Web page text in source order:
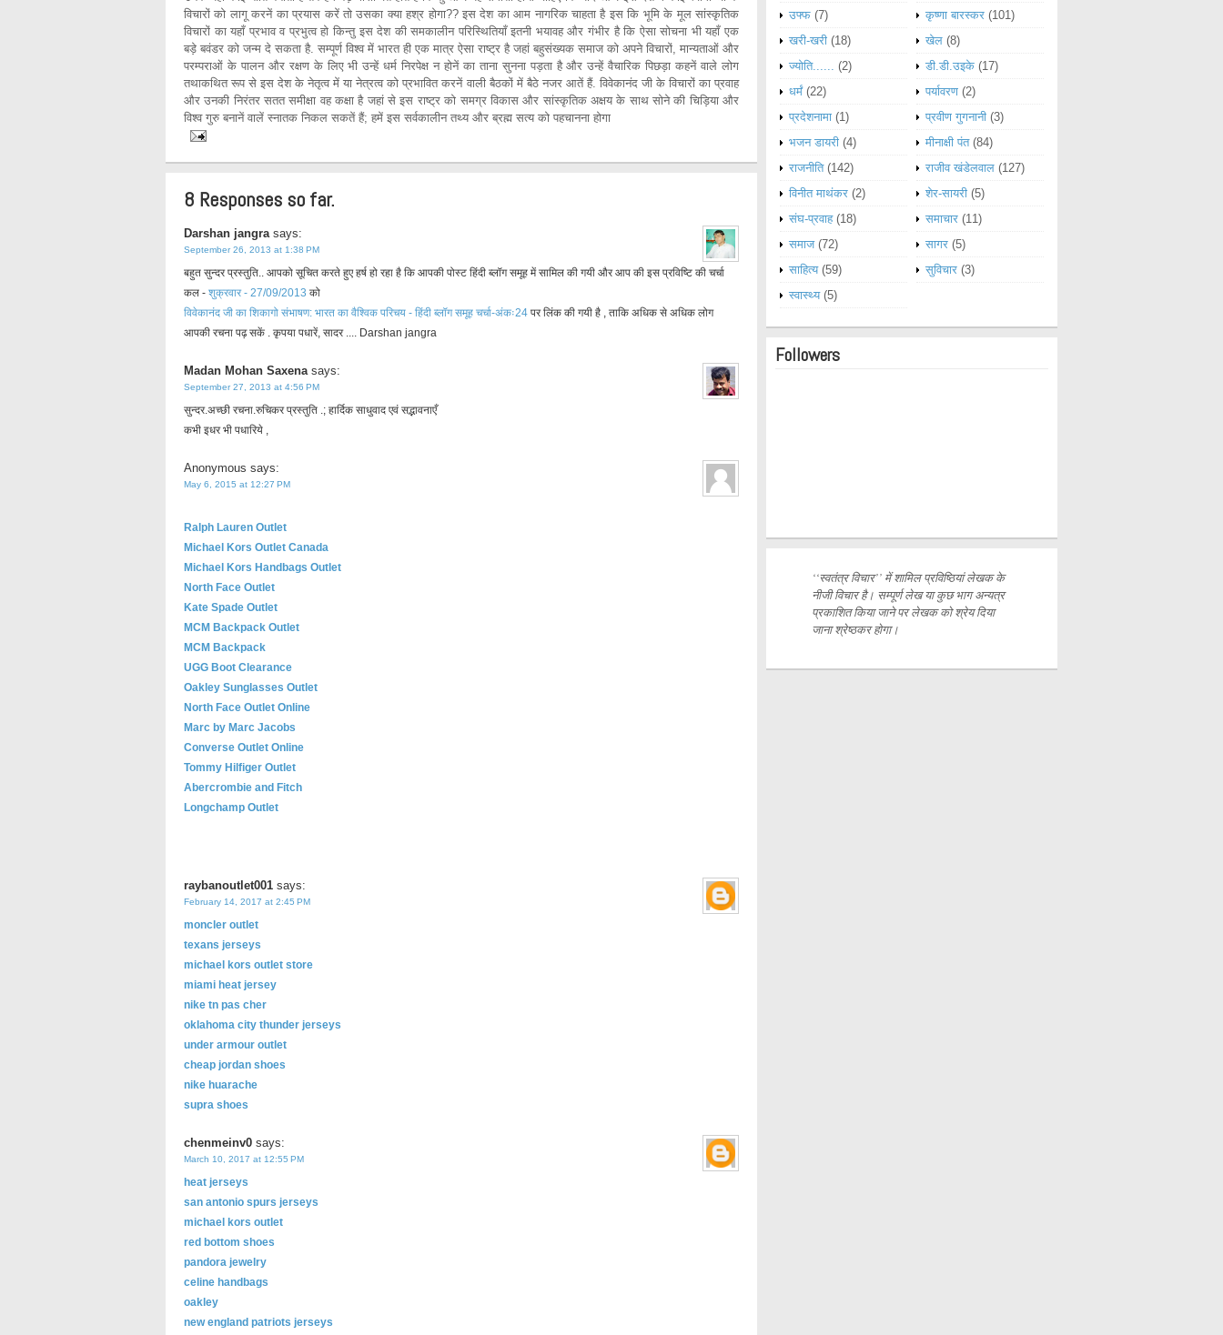
विचारों को लागू करनें का प्रयास करें तो उसका क्या हश्र होगा?? इस देश का आम नागरिक चाहता है इस कि भूमि के मूल सांस्कृतिक
विचारों का यहाँ प्रभाव व प्रभुत्व हो किन्तु इस देश की समकालीन परिस्थितियाँ इतनी भयावह और गंभीर है कि ऐसा सोचना भी यहाँ एक
बड़े बवंडर को जन्म दे सकता है. सम्पूर्ण विश्व में भारत ही एक मात्र ऐसा राष्ट्र है जहां बहुसंख्यक समाज को अपने विचारों, मान्यताओं और
परम्पराओं के पालन और रक्षण के लिए भी उन्हें धर्म निरपेक्ष न होनें का ताना सुनना पड़ता है और उन्हें वैचारिक पिछड़ा कहनें वाले लोग
तथाकथित रूप से इस देश के नेतृत्व में या नेत्रत्व को प्रभावित करनें वाली बैठकों में बैठे नजर आतें हैं. विवेकानंद जी के विचारों का प्रवाह
और उनकी निरंतर सतत समीक्षा वह कक्षा है जहां से इस राष्ट्र को समग्र विकास और सांस्कृतिक अक्षय के साथ सोने की चिड़िया और
विश्व गुरु बनानें वालें स्नातक निकल सकतें हैं; हमें इस सर्वकालीन तथ्य और ब्रह्म सत्य को पहचानना होगा
8 Responses so far.
Darshan jangra says:
September 26, 2013 at 1:38 PM
बहुत सुन्दर प्रस्तुति.. आपको सूचित करते हुए हर्ष हो रहा है कि आपकी पोस्ट हिंदी ब्लॉग समूह में सामिल की गयी और आप की इस प्रविष्टि की चर्चा
कल - शुक्रवार - 27/09/2013 को
विवेकानंद जी का शिकागो संभाषण: भारत का वैश्विक परिचय - हिंदी ब्लॉग समूह चर्चा-अंकः24 पर लिंक की गयी है , ताकि अधिक से अधिक लोग
आपकी रचना पढ़ सकें . कृपया पधारें, सादर .... Darshan jangra
Madan Mohan Saxena says:
September 27, 2013 at 4:56 PM
सुन्दर.अच्छी रचना.रुचिकर प्रस्तुति .; हार्दिक साधुवाद एवं सद्भावनाएँ
कभी इधर भी पधारिये ,
Anonymous says:
May 6, 2015 at 12:27 PM
Ralph Lauren Outlet
Michael Kors Outlet Canada
Michael Kors Handbags Outlet
North Face Outlet
Kate Spade Outlet
MCM Backpack Outlet
MCM Backpack
UGG Boot Clearance
Oakley Sunglasses Outlet
North Face Outlet Online
Marc by Marc Jacobs
Converse Outlet Online
Tommy Hilfiger Outlet
Abercrombie and Fitch
Longchamp Outlet
raybanoutlet001 says:
February 14, 2017 at 2:45 PM
moncler outlet
texans jerseys
michael kors outlet store
miami heat jersey
nike tn pas cher
oklahoma city thunder jerseys
under armour outlet
cheap jordan shoes
nike huarache
supra shoes
chenmeinv0 says:
March 10, 2017 at 12:55 PM
heat jerseys
san antonio spurs jerseys
michael kors outlet
red bottom shoes
pandora jewelry
celine handbags
oakley
new england patriots jerseys
उफ्फ (7) कृष्णा बारस्कर (101)
खरी-खरी (18) खेल (8)
ज्योति...... (2) डी.डी.उइके (17)
धर्मं (22) पर्यावरण (2)
प्रदेशनामा (1) प्रवीण गुगनानी (3)
भजन डायरी (4) मीनाक्षी पंत (84)
राजनीति (142) राजीव खंडेलवाल (127)
विनीत माथंकर (2) शेर-सायरी (5)
संघ-प्रवाह (18) समाचार (11)
समाज (72) सागर (5)
साहित्य (59) सुविचार (3)
स्वास्थ्य (5)
Followers
‘‘स्वतंत्र विचार’’ में शामिल प्रविष्ठियां लेखक के
नीजी विचार है। सम्पूर्ण लेख या कुछ भाग अन्यत्र
प्रकाशितकिया जाने पर लेखक को श्रेय दिया
जाना श्रेष्ठकर होगा।